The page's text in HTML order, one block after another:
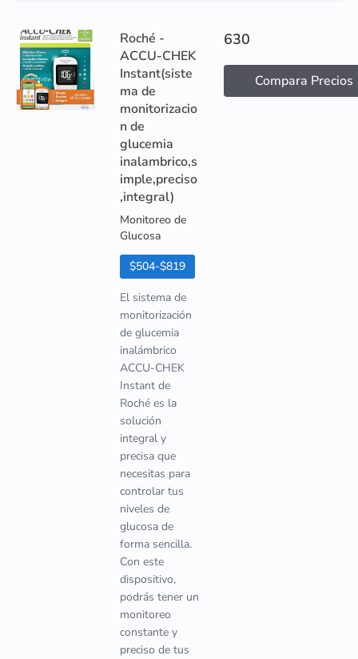
Roché -
ACCU-CHEK
Instant(siste
ma de
monitorizacio
n de
glucemia
inalambrico,s
imple,preciso
,integral)
Monitoreo de
Glucosa
$504-$819
El sistema de
monitorización
de glucemia
inalámbrico
ACCU-CHEK
Instant de
Roché es la
solución
integral y
precisa que
necesitas para
controlar tus
niveles de
glucosa de
forma sencilla.
Con este
dispositivo,
podrás tener un
monitoreo
constante y
preciso de tus
630
Compara Precios